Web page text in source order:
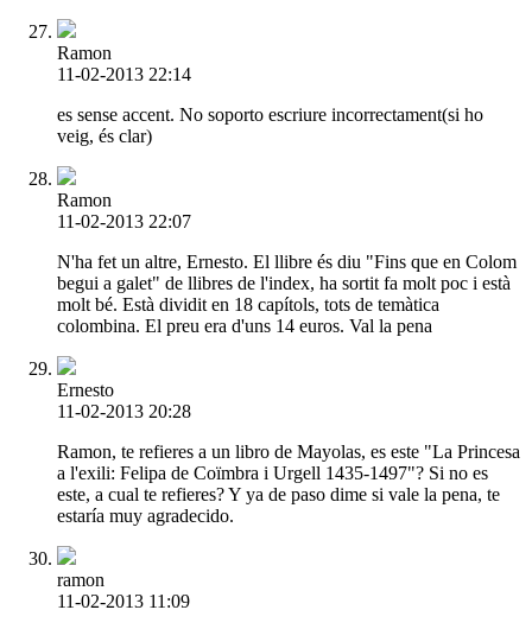
Ramon
11-02-2013 22:14
es sense accent. No soporto escriure incorrectament(si ho
veig, és clar)
Ramon
11-02-2013 22:07
N'ha fet un altre, Ernesto. El llibre és diu "Fins que en Colom
begui a galet" de llibres de l'index, ha sortit fa molt poc i està
molt bé. Està dividit en 18 capítols, tots de temàtica
colombina. El preu era d'uns 14 euros. Val la pena
Ernesto
11-02-2013 20:28
Ramon, te refieres a un libro de Mayolas, es este "La Princesa
a l'exili: Felipa de Coïmbra i Urgell 1435-1497"? Si no es
este, a cual te refieres? Y ya de paso dime si vale la pena, te
estaría muy agradecido.
ramon
11-02-2013 11:09